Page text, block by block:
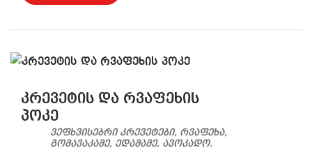
კრევეტის და რვაფეხის
პოკე
ვეფხვისებრი კრევეტები, რვაფეხა,
გომავაკამე, ედამამე, ავოკადო.